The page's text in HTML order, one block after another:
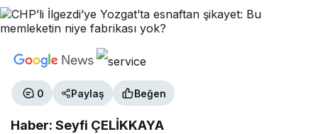
0 Paylaş Beğen
Haber: Seyfi ÇELİKKAYA